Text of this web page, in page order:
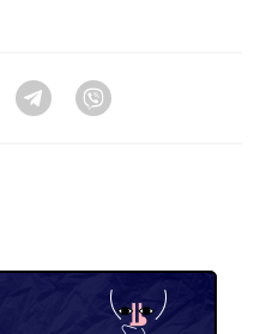
Twitter Telegram